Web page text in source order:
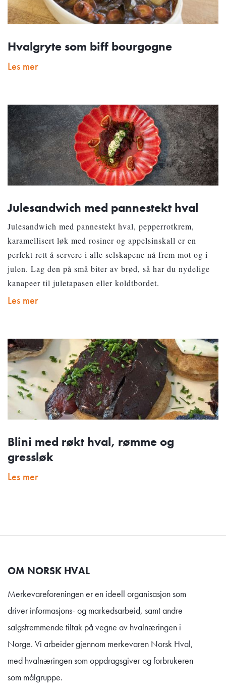
Hvalgryte som biff bourgogne
Les mer
Julesandwich med pannestekt hval
Julesandwich med pannestekt hval, pepperrotkrem,
karamellisert løk med rosiner og appelsinskall er en
perfekt rett å servere i alle selskapene nå frem mot og i
julen. Lag den på små biter av brød, så har du nydelige
kanapeer til juletapasen eller koldtbordet.
Les mer
Blini med røkt hval, rømme og
gressløk
Les mer
OM NORSK HVAL
Merkevareforeningen er en ideell organisasjon som
driver informasjons- og markedsarbeid, samt andre
salgsfremmende tiltak på vegne av hvalnæringen i
Norge. Vi arbeider gjennom merkevaren Norsk Hval,
med hvalnæringen som oppdragsgiver og forbrukeren
som målgruppe.